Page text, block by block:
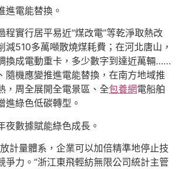
進電能替換。
程實行居平易近“煤改電”等乾淨取熱改
減510多萬噸散燒煤耗費；在河北唐山，
換成電動重卡，多少數字到達近萬輛……
隨機應變推進電能替換，在南方地域推
，周全展開全電景區、全包養網電船舶
進綠色低碳轉型。
夜數據賦能綠色成長。
計量體系，企業可以加倍精準地停止技
爭力。”浙江東飛輕紡無限公司統計主管